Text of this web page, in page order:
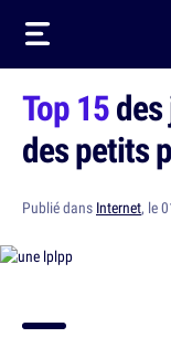
Top 15
des petits
Publié dans Internet, le